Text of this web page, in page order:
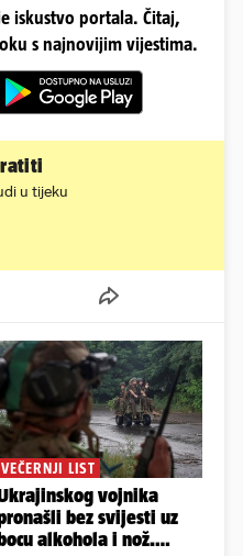
iskustvo portala. Čitaj,
s najnovijim vijestima.
u tijeku